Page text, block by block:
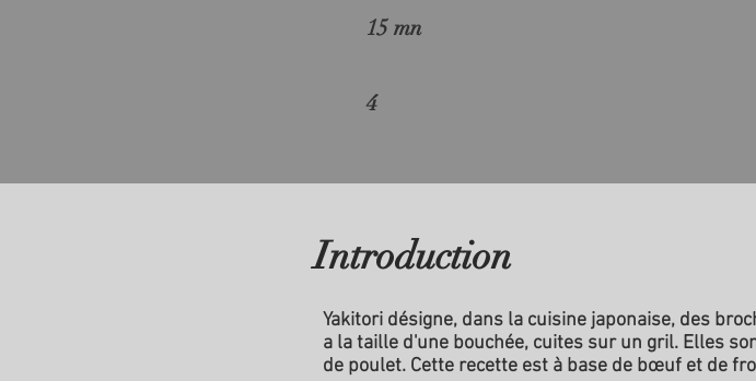
15 mn
4
Introduction
Yakitori désigne, dans la cuisine japonaise, des
a la taille d'une bouchée, cuites sur un gril. Elles
de poulet. Cette recette est à base de bœuf et de